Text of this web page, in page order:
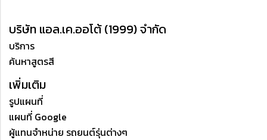
บริษัท แอล.เค.ออโต้ (1999) จำกัด
บริการ
ค้นหาสูตรสี
เพิ่มเติม
รูปแผนที่
แผนที่ Google
ผู้แทนจำหน่าย รถยนต์รุ่นต่างๆ